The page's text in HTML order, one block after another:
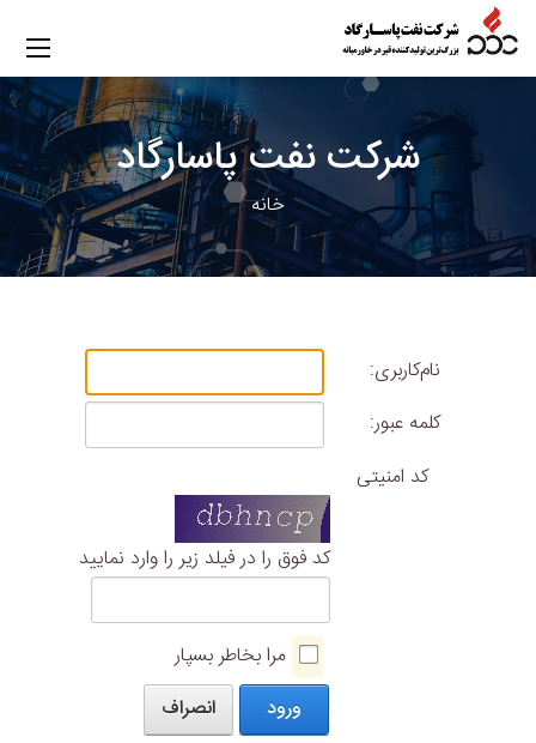
شرکتنفت پاسارگاد
خانه
نام‌کاربری:
کلمه عبور:
کد امنیتی
کد فوق را در فیلد زیر را وارد نمایید
مرا بخاطر بسپار
ورود
انصراف